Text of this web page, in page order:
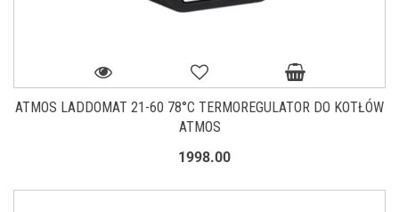
ATMOS LADDOMAT 21-60 78°C TERMOREGULATOR DO KOTŁÓW
ATMOS
1998.00